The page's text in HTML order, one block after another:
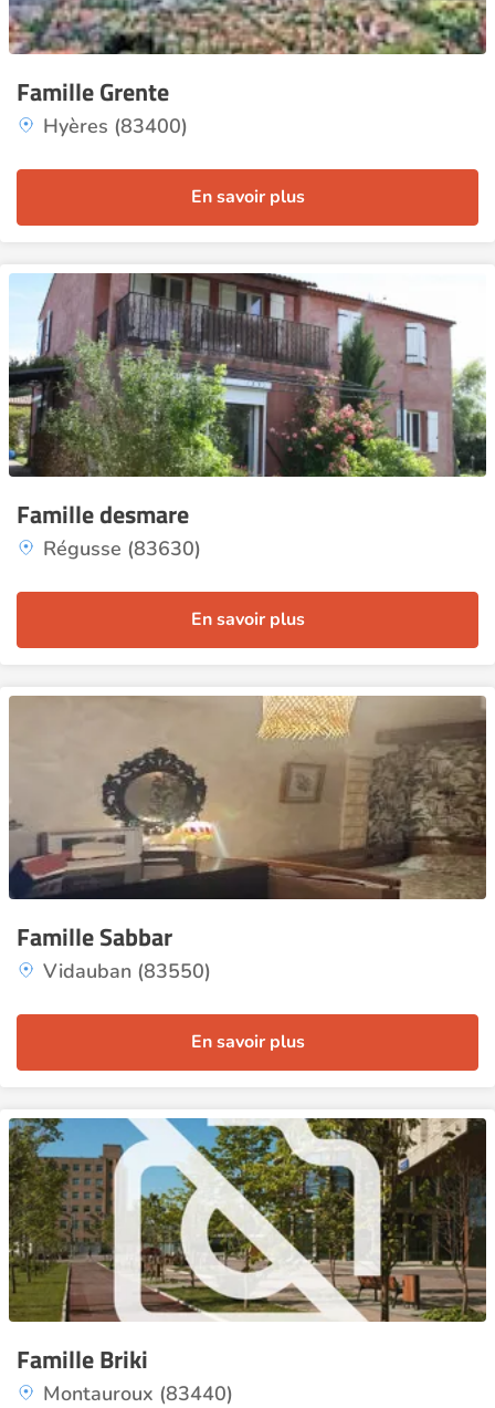
Famille Grente
Hyères (83400)
En savoir plus
Famille desmare
Régusse (83630)
En savoir plus
Famille Sabbar
Vidauban (83550)
En savoir plus
Famille Briki
Montauroux (83440)